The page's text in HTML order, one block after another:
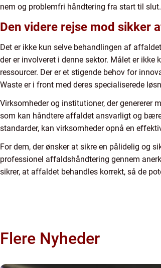
nem og problemfri håndtering fra start til slut.
Den videre rejse mod sikker
Det er ikke kun selve behandlingen af
der er involveret i denne sektor. Målet er
ressourcer. Der er et stigende behov for
Waste er i front med deres specialiserede
Virksomheder og institutioner, der genererer
som kan håndtere affaldet ansvarligt og
standarder, kan virksomheder opnå en
For dem, der ønsker at sikre en pålidelig og
professionel affaldshåndtering gennem
sikrer, at affaldet behandles korrekt, så de
Flere Nyheder